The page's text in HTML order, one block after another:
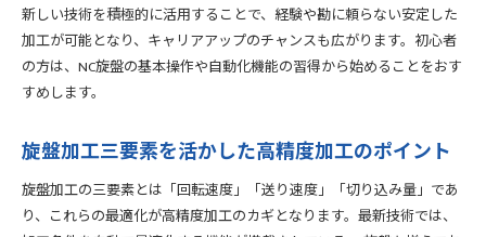
新しい技術を積極的に活用することで、経験や勘に頼らない安定した
加工が可能となり、キャリアアップのチャンスも広がります。初心者
の方は、NC旋盤の基本操作や自動化機能の習得から始めることをおす
すめします。
旋盤加工三要素を活かした高精度加工のポイント
旋盤加工の三要素とは「回転速度」「送り速度」「切り込み量」であ
り、これらの最適化が高精度加工のカギとなります。最新技術では、